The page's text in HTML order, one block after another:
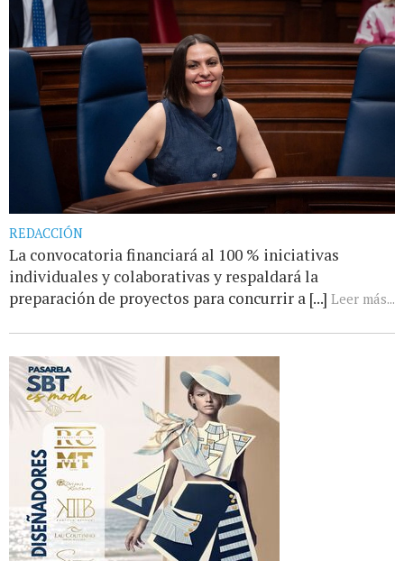
REDACCIÓN
La convocatoria financiará al 100 % iniciativas
individuales y colaborativas y respaldará la
preparación de proyectos para concurrir a [...] Leer más...